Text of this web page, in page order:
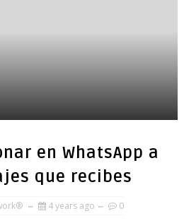
en WhatsApp a
que recibes
4 years ago 0